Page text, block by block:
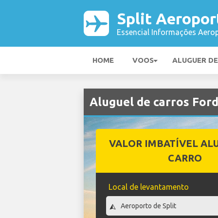
Split
Essencial Informações
HOME VOOS ALUGUER
Aluguel de carros
VALOR IMBATÍVEL
CARRO
Local de levantamento